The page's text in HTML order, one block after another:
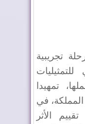
تجريبية
للتمثيليات
تمهيدا
في
الأثر